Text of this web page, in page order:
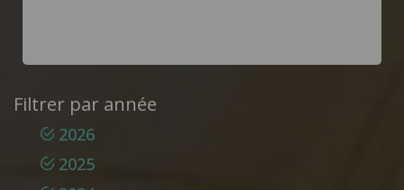
Filtrer par année
2026
2025